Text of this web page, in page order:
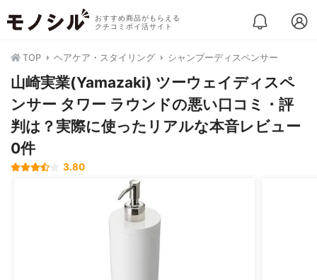
おすすめ商品がもらえる
クチコミポイ活サイト
TOP ヘアケア・スタイリング シャンプーディスペンサー
山崎実業(Yamazaki) ツーウェイディスペ
ンサー タワー ラウンドの悪い口コミ・評
判は？実際に使ったリアルな本音レビュー
0件
3.80